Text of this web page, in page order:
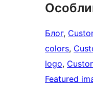
Блог,
colors,
logo,
Featured